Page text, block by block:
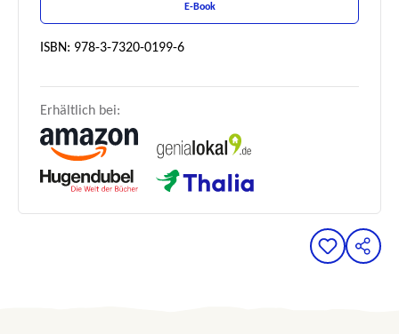
E-Book
ISBN: 978-3-7320-0199-6
Erhältlich bei: